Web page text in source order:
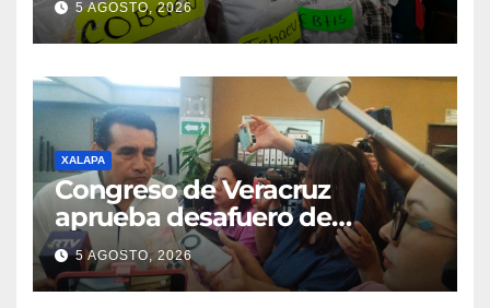
5 AGOSTO, 2026
XALAPA
Congreso de Veracruz
aprueba desafuero de
alcaldes de Ixhuatlán del
Sureste y Úrsulo Galván
5 AGOSTO, 2026